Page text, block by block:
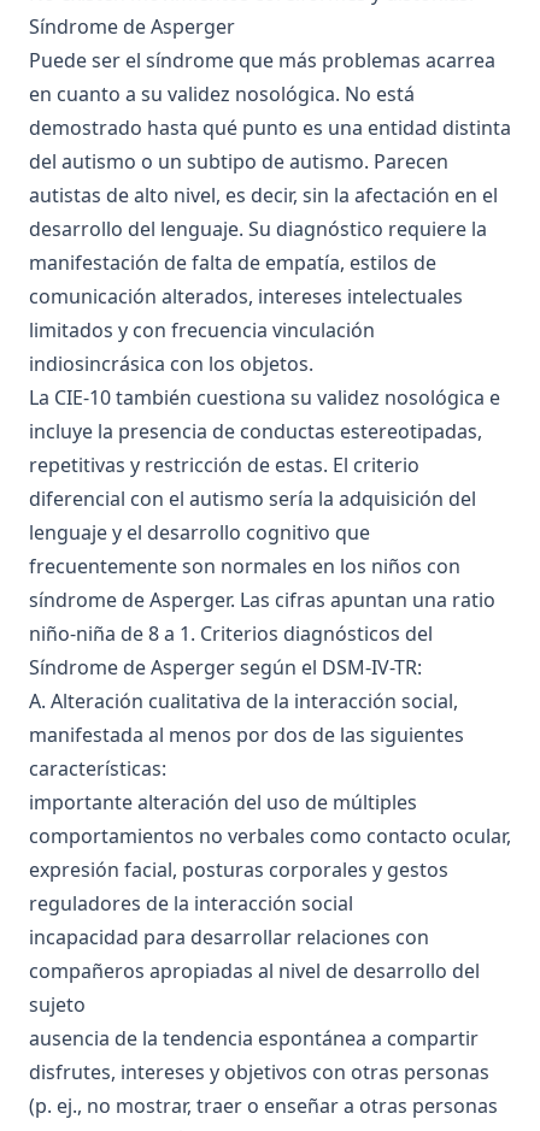
Síndrome de Asperger
Puede ser el síndrome que más problemas acarrea
en cuanto a su validez nosológica. No está
demostrado hasta qué punto es una entidad distinta
del autismo o un subtipo de autismo. Parecen
autistas de alto nivel, es decir, sin la afectación en el
desarrollo del lenguaje. Su diagnóstico requiere la
manifestación de falta de empatía, estilos de
comunicación alterados, intereses intelectuales
limitados y con frecuencia vinculación
indiosincrásica con los objetos.
La CIE-10 también cuestiona su validez nosológica e
incluye la presencia de conductas estereotipadas,
repetitivas y restricción de estas. El criterio
diferencial con el autismo sería la adquisición del
lenguaje y el desarrollo cognitivo que
frecuentemente son normales en los niños con
síndrome de Asperger. Las cifras apuntan una ratio
niño-niña de 8 a 1. Criterios diagnósticos del
Síndrome de Asperger según el DSM-IV-TR:
A. Alteración cualitativa de la interacción social,
manifestada al menos por dos de las siguientes
características:
importante alteración del uso de múltiples
comportamientos no verbales como contacto ocular,
expresión facial, posturas corporales y gestos
reguladores de la interacción social
incapacidad para desarrollar relaciones con
compañeros apropiadas al nivel de desarrollo del
sujeto
ausencia de la tendencia espontánea a compartir
disfrutes, intereses y objetivos con otras personas
(p. ej., no mostrar, traer o enseñar a otras personas